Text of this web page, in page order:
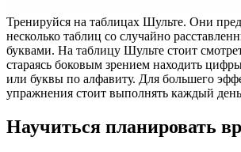
Тренируйся на таблицах Шульте. Они
несколько таблиц со случайно
буквами. На таблицу Шульте стоит
стараясь боковым зрением находить
или буквы по алфавиту. Для большего
упражнения стоит выполнять каждый
Научиться планировать